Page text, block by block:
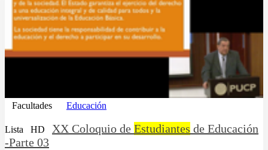
Facultades Educación
Lista HD XX Coloquio de Estudiantes de Educación
-Parte 03